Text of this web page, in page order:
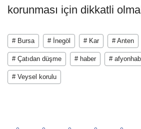
korunması için dikkatli
# Bursa # İnegöl # Kar # Anten
# Çatıdan düşme # haber #
# Veysel korulu